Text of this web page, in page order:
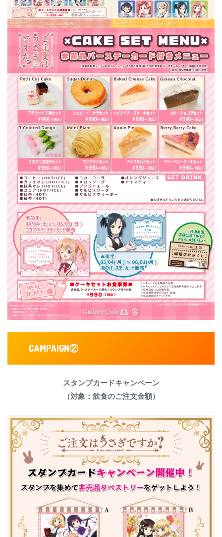
CAMPAIGN②
スタンプカードキャンペーン
（対象：飲食のご注文金額）